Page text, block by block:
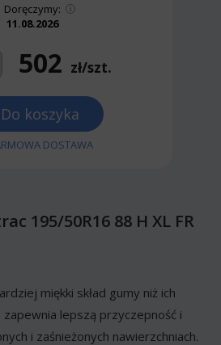
Doręczymy:
11.08.2026
502 zł/szt.
Do koszyka
DOSTAWA
195/50R16 88 H XL FR
miękki skład gumy niż ich
lepszą przyczepność i
i zaśnieżonych nawierzchniach.